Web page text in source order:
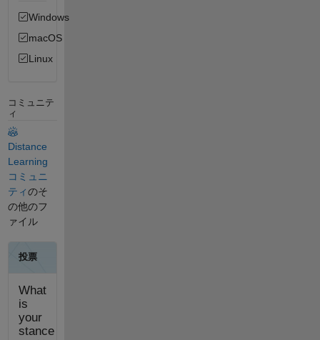
Windows
macOS
Linux
コミュニテ
ィ
Distance
Learning
コミュニ
ティのそ
の他のフ
ァイル